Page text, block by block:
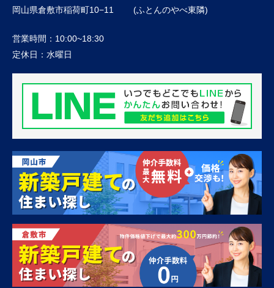
岡山県倉敷市稲荷町10−11 (ふとんのやべ東隣)
営業時間： 10:00~18:30
定休日： 水曜日